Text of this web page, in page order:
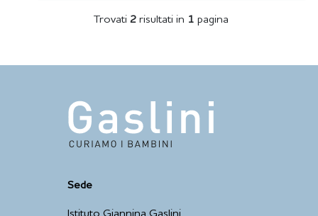
Trovati 2risultati in 1 pagina
Sede